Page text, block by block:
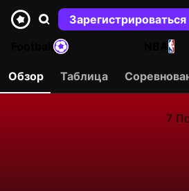
Зарегистрироваться
NBA
Обзор Таблица
7